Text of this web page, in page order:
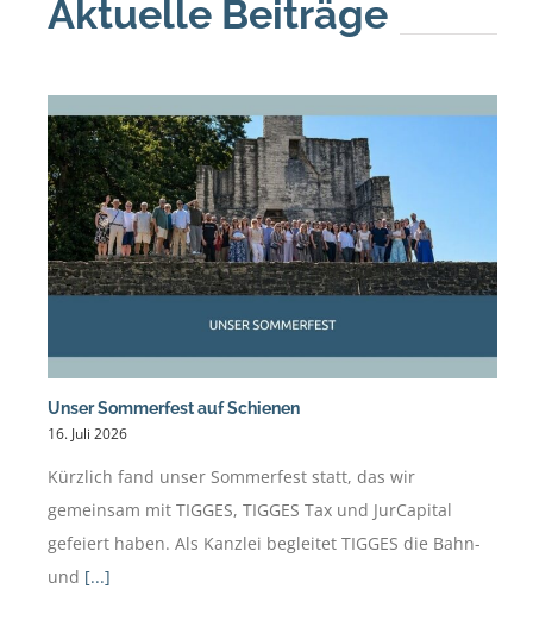
Aktuelle Beiträge
Unser Sommerfest auf Schienen
16. Juli 2026
Kürzlich fand unser Sommerfest statt, das wir
gemeinsam mit TIGGES, TIGGES Tax und JurCapital
gefeiert haben. Als Kanzlei begleitet TIGGES die Bahn-
und [...]